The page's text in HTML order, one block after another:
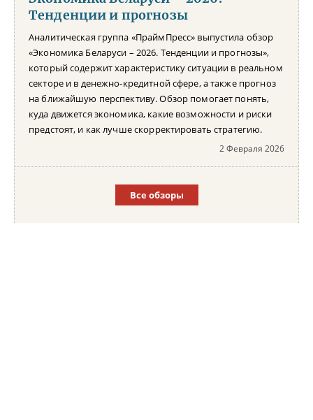
Тенденции и прогнозы
Аналитическая группа «ПраймПресс» выпустила обзор
«Экономика Беларуси – 2026. Тенденции и прогнозы»,
который содержит характеристику ситуации в реальном
секторе и в денежно-кредитной сфере, а также прогноз
на ближайшую перспективу. Обзор помогает понять,
куда движется экономика, какие возможности и риски
предстоят, и как лучше скорректировать стратегию.
2 Февраля 2026
Все обзоры